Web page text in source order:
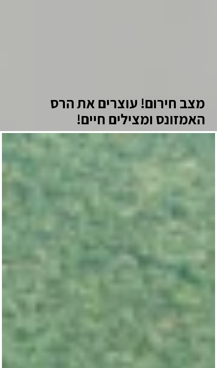
מצב חירום! עוצרים את הרס
האמזונס ומצילים חיים!
האמזונס בוער בלי הפסקה! יער הגשם הגדול בעולם,
החיוני לאקלים, לחי ולצומח על פני כדור הארץ, חייב
את העזרה שלך. היום, יותר מתמיד,
זה הזמן לפעול!